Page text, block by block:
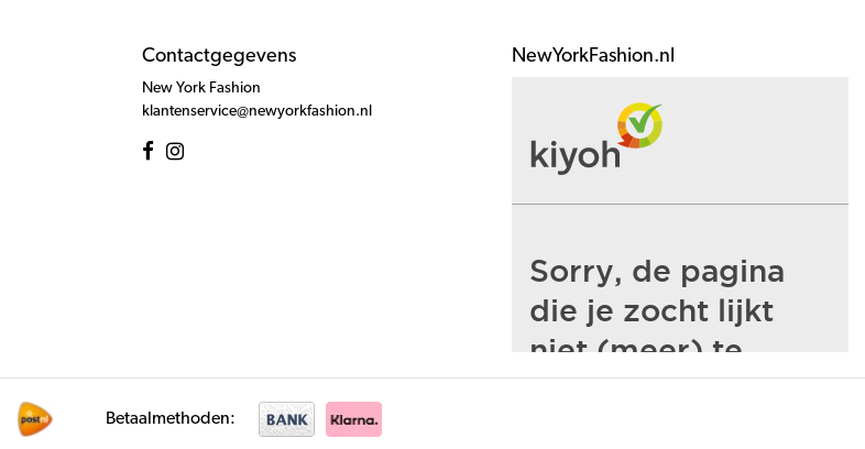
Contactgegevens
New York Fashion
klantenservice@newyorkfashion.nl
NewYorkFashion.nl
Betaalmethoden: